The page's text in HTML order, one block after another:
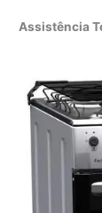
Assistência